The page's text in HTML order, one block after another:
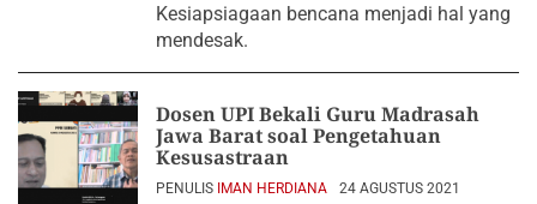
Kesiapsiagaan bencana menjadi hal yang
mendesak.
Dosen UPI Bekali Guru Madrasah
Jawa Barat soal Pengetahuan
Kesusastraan
PENULIS IMAN HERDIANA 24 AGUSTUS 2021